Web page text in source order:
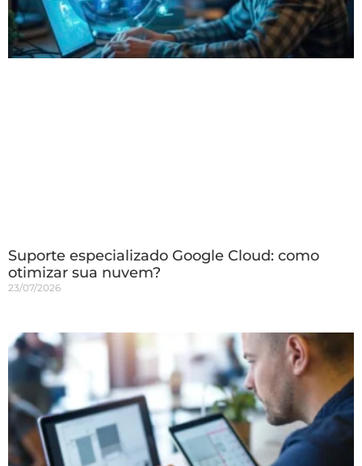
Suporte especializado Google Cloud: como
otimizar sua nuvem?
23/07/2026